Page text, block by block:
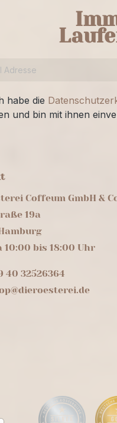
habe die
und bin mit ihnen
Coffeum GmbH &
19a
10:00 bis 18:00 Uhr
40 32526364